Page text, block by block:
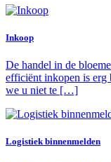
Inkoop
De handel in de
efficiënt inkopen is erg
we u niet te […]
Logistiek binnenmelden